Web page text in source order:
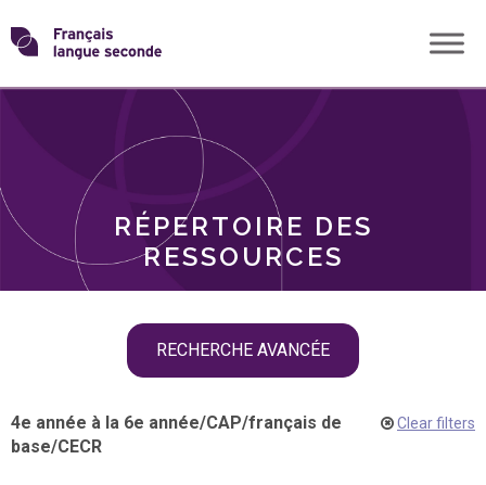
Skip
toTransformons
langue
RÉPERTOIRE DES
RESSOURCES
RECHERCHE AVANCÉE
THÈMES
4e année à la 6e année/CAP/français de
base/CECR
Clear filters